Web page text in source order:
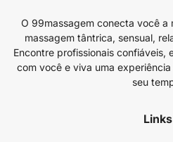
O 99massagem conecta você a
massagem tântrica, sensual,
Encontre profissionais confiáveis,
com você e viva uma
seu
Links